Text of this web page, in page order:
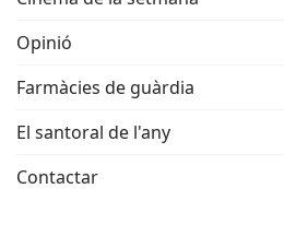
Opinió
Farmàcies de guàrdia
El santoral de l'any
Contactar